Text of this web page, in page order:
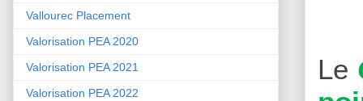
Le
Vallourec Placement
Valorisation PEA 2020
Valorisation PEA 2021
Valorisation PEA 2022